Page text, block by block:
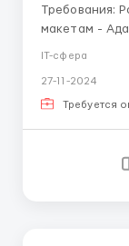
Требования: Разработка страниц сайта по готовым
макетам - Адаптивная-мультиязычная и кросс-
Удалённая работа Условия работы:
договора п...
IT-сфера
27-11-2024
Требуется